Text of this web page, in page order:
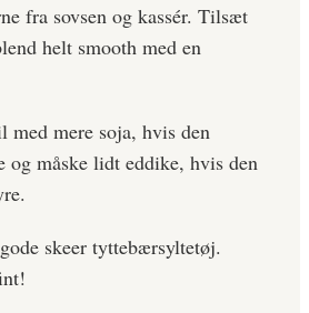
fra sovsen og kassér. Tilsæt
helt smooth med en
med mere soja, hvis den
og måske lidt eddike, hvis den
skeer tyttebærsyltetøj.